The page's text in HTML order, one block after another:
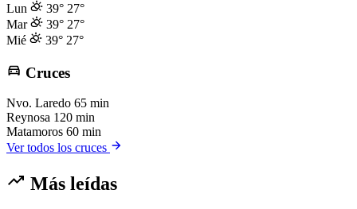
Lun
39° 27°
Mar
39° 27°
Mié
39° 27°
Cruces
Nvo. Laredo 65 min
Reynosa 120 min
Matamoros 60 min
Ver todos los cruces
Más leídas